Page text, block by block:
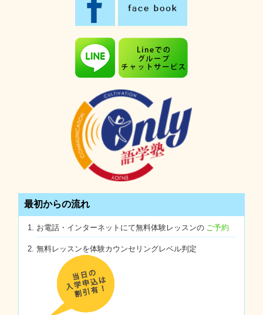
最初からの流れ
お電話・インターネットにて無料体験レッスンの ご予約
無料レッスンを体験カウンセリングレベル判定